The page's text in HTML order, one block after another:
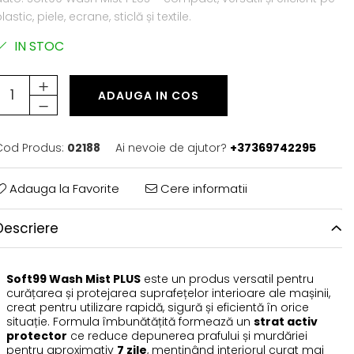
piele, ecrane, sticlă și textile.
IN STOC
ADAUGA IN COS
Produs: 02188 Ai nevoie de ajutor? +37369742295
Adauga la Favorite Cere informatii
Soft99 Wash Mist PLUSeste un produs versatil pentru
curățarea și protejarea suprafețelor interioare ale mașinii,
creat pentru utilizare rapidă, sigură și eficientă în orice
situație. Formula îmbunătățită formează un strat activ
protector ce reduce depunerea prafului și murdăriei
pentru aproximativ 7 zile, menținând interiorul curat mai